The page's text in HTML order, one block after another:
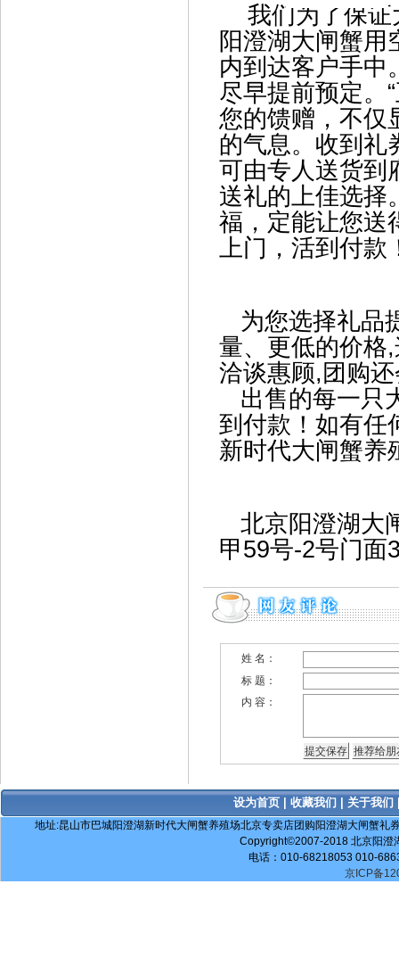
我们为了保证
阳澄湖大闸蟹用
内到达客户手中
尽早提前预定。
您的馈赠，不仅
的气息。收到礼
可由专人送货到
送礼的上佳选择
福，定能让您送
上门，活到
为您选择礼品
量、更低的价格
洽谈惠顾,团购
出售的每一只
到付款！如有任
新时代大闸蟹养
北京阳澄湖大
甲59号-2号门面
姓 名：
标 题：
内 容：
设为首页 收藏我们 关于我们
地址:昆山市巴城阳澄湖新时代大闸蟹养殖场北京专卖店团购阳澄湖大闸蟹
Copyright©2007-2018 北京阳澄
电话：010-68218053 010-
京ICP备